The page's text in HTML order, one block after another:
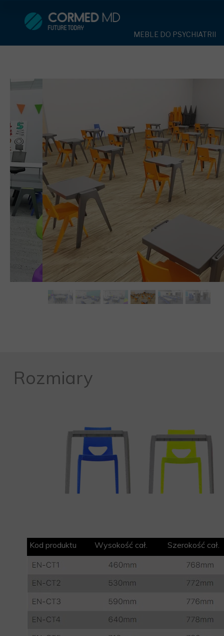
MEBLE DO PSYCHIATRII
MEBLE BEHAWIORALNE
KRZESŁA
STOŁY
SZAFY UBRANIOWE
SZAFKI PRZYŁÓŻKOWE
MEBLE PIANKOWE DO
DRZWI I OKNA DO
MEBLE CORTECH
OBUDOWA OCHRONNA TV
OSŁONA GRZEJNIKA
MEBLE DO PSYCHIATRII
KRZESŁA POLIPROPYLENOWE
STOŁY
SZAFY UBRANIOWE Z LAMINATU
SZAFKI PRZYŁÓŻKOWE
MEBLE WIĘZIENNE
KASK
MASKA
BODYFIX
Kod produktu Wysokość cał.
Rozmiary